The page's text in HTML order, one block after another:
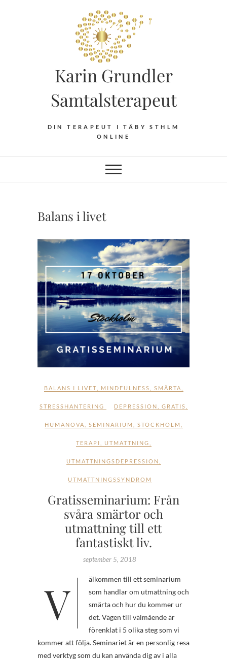
Karin Grundler
Samtalsterapeut
DIN TERAPEUT I TÄBY STHLM
ONLINE
Balans i livet
BALANS I LIVET MINDFULNESS SMÄRTA
STRESSHANTERING DEPRESSION GRATIS
HUMANOVA SEMINARIUM STOCKHOLM
TERAPI UTMATTNING
UTMATTNINGSDEPRESSION
UTMATTNINGSSYNDROM
Gratisseminarium: Från
svåra smärtor och
utmattning till ett
fantastiskt liv.
september 5, 2018
Välkommen till ett seminarium
som handlar om utmattning och
smärta och hur du kommer ur
det. Vägen till välmående är
förenklat i 5 olika steg som vi
kommer att följa. Seminariet är en personlig resa
med verktyg som du kan använda dig av i alla